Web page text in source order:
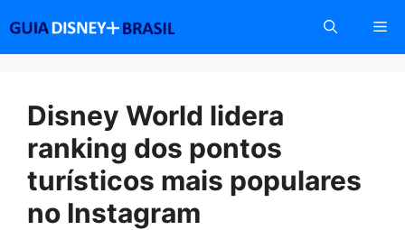
conteúdo
Disney World lidera
ranking dos pontos
turísticos mais populares
no Instagram